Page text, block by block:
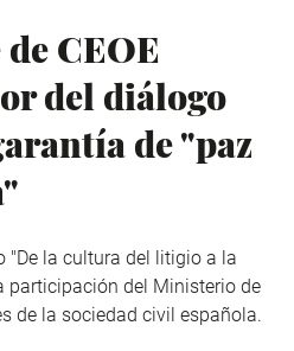
CEOE
del diálogo
de "paz
"De la cultura del litigio a la
participación del Ministerio de
de la sociedad civil española.